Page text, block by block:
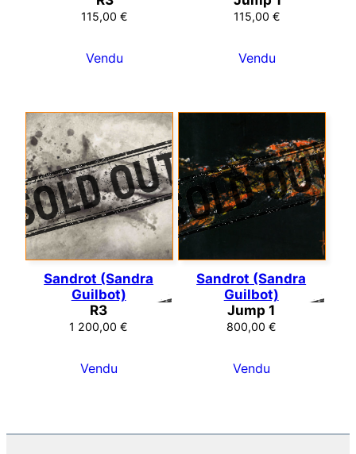
115,00€
Vendu
115,00€
Vendu
Sandrot (Sandra
Guilbot)
R3
1 200,00€
Vendu
Sandrot (Sandra
Guilbot)
Jump 1
800,00 €
Vendu